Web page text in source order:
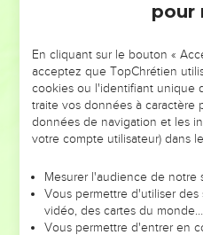
NE MANQUEZ
DE
ET SI LEURS ERREURS
leur foi ou leur vision. Mais on
et les saisons difficiles qu'ils
sont elles qui
pour
En cliquant sur le bouton «
acceptez que TopChrétien
cookies ou l'identifiant unique
traite vos données à caractère
données de navigation et les
votre compte utilisateur) dans
Mesurer l'audience de notre
Vous permettre d'utiliser
vidéo, des cartes du monde…
Vous permettre d'entrer en